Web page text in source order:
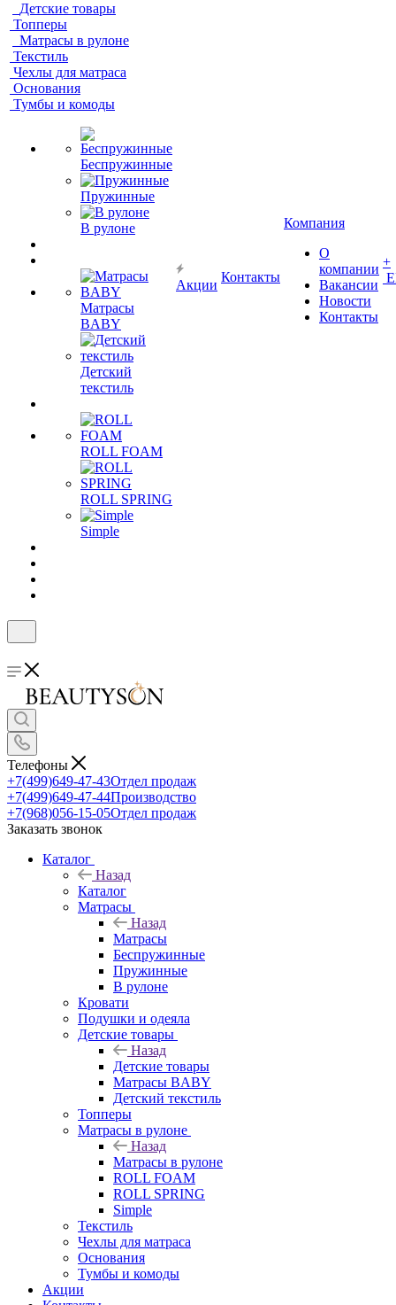
Детские товары
Топперы
Матрасы в рулоне
Текстиль
Чехлы для матраса
Основания
Тумбы и комоды
Беспружинные
Пружинные
В рулоне
Матрасы
BABY
Детский
текстиль
ROLL FOAM
ROLL SPRING
Simple
Акции
Контакты
Компания
О
компании
Вакансии
Новости
Контакты
+
Телефоны
+7(499)649-47-43Отдел продаж
+7(499)649-47-44Производство
+7(968)056-15-05Отдел продаж
Заказать звонок
Каталог
Назад
Каталог
Матрасы
Назад
Матрасы
Беспружинные
Пружинные
В рулоне
Кровати
Подушки и одеяла
Детские товары
Назад
Детские товары
Матрасы BABY
Детский текстиль
Топперы
Матрасы в рулоне
Назад
Матрасы в рулоне
ROLL FOAM
ROLL SPRING
Simple
Текстиль
Чехлы для матраса
Основания
Тумбы и комоды
Акции